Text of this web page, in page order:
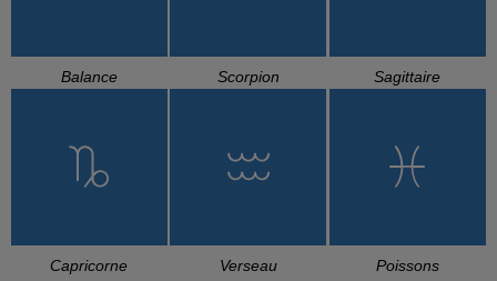
Balance Scorpion Sagittaire
Capricorne Verseau Poissons